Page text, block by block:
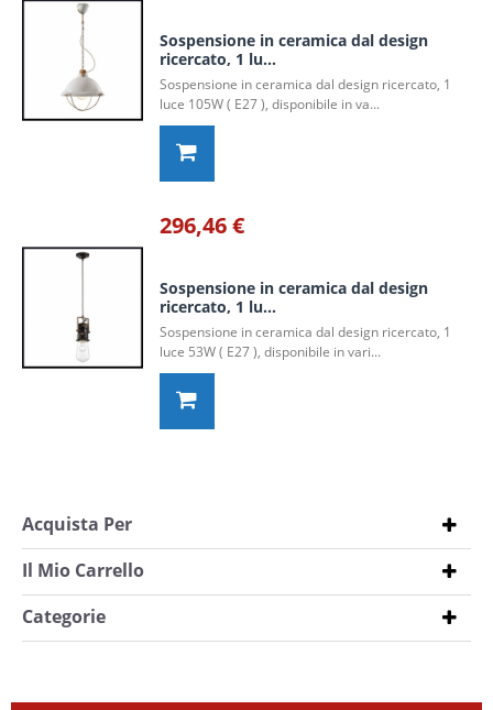
Sospensione in ceramica dal design
ricercato, 1 lu...
Sospensione in ceramica dal design ricercato, 1
luce 105W ( E27 ), disponibile in va...
296,46 €
Sospensione in ceramica dal design
ricercato, 1 lu...
Sospensione in ceramica dal design ricercato, 1
luce 53W ( E27 ), disponibile in vari...
Acquista Per
Il Mio Carrello
Categorie